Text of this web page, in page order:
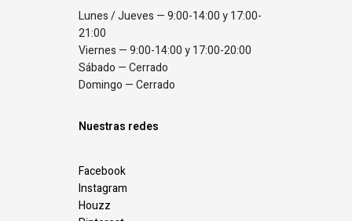
Lunes / Jueves — 9:00-14:00 y 17:00-
21:00
Viernes — 9:00-14:00 y 17:00-20:00
Sábado — Cerrado
Domingo — Cerrado
Nuestras redes
Facebook
Instagram
Houzz